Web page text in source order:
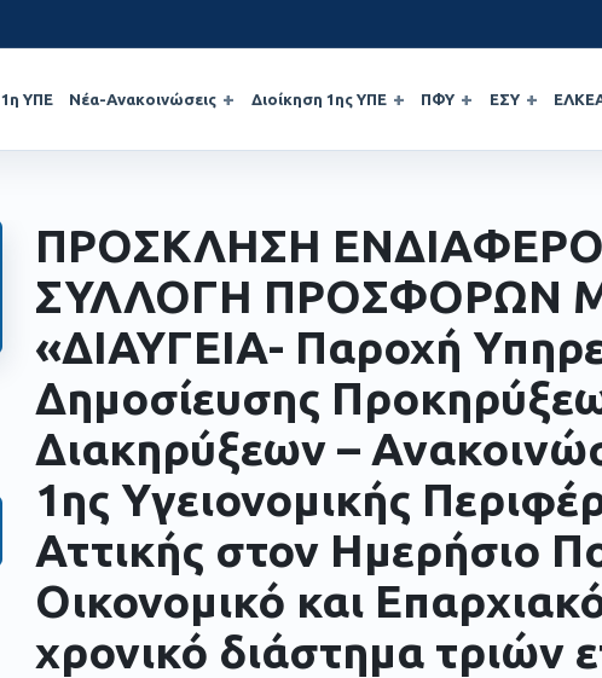
1η ΥΠΕ Νέα-Ανακοινώσεις Διοίκηση 1ης ΥΠΕ ΠΦΥ ΕΣΥ
ΠΡΟΣΚΛΗΣΗ
ΣΥΛΛΟΓΗ ΠΡΟΣΦΟΡΩΝ
«ΔΙΑΥΓΕΙΑ- Παροχή
Δημοσίευσης
Διακηρύξεων –
1ης Υγειονομικής
Αττικής στον Ημερήσιο
Οικονομικό και
χρονικό διάστημα τριών